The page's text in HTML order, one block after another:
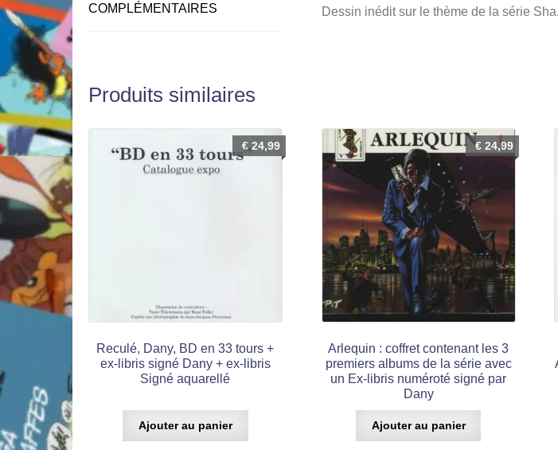
COMPLÉMENTAIRES
Dessin inédit sur le thème de la série Sha.
Produits similaires
Reculé, Dany, BD en 33 tours +
ex-libris signé Dany + ex-libris
Signé aquarellé
€24,99
Ajouter au panier
Arlequin : coffret contenant les 3
premiers albums de la série avec
un Ex-libris numéroté signé par
Dany
€24,99
Ajouter au panier